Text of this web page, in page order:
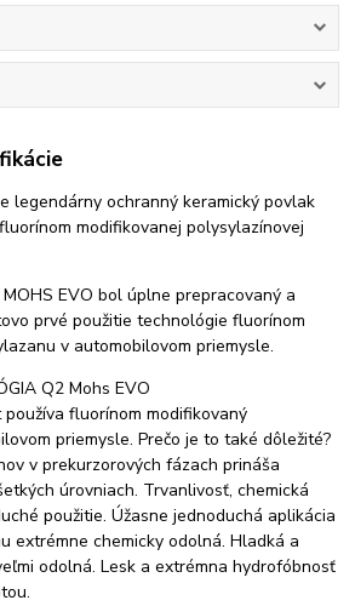
legendárny ochranný keramický povlak
modifikovanej polysylazínovej
EVO bol úplne prepracovaný a
prvé použitie technológie fluorínom
v automobilovom priemysle.
Q2 Mohs EVO
používa fluorínom modifikovaný
priemysle. Prečo je to také dôležité?
v prekurzorových fázach prináša
úrovniach. Trvanlivosť, chemická
použitie. Úžasne jednoduchá aplikácia
extrémne chemicky odolná. Hladká a
odolná. Lesk a extrémna hydrofóbnosť